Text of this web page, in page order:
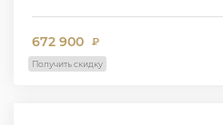
672 900 ₽
Получить скидку